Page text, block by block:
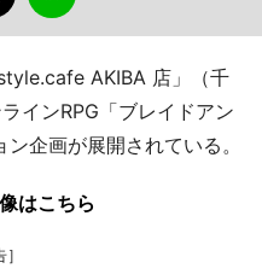
AKIBA 店」（千
インRPG「ブレイドアン
企画が展開されている。
はこちら